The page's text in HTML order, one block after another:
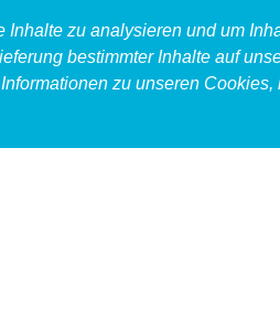
zu analysieren und um
bestimmter Inhalte auf
zu unseren